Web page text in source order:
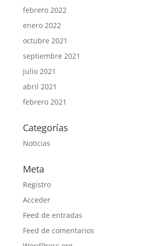
febrero 2022
enero 2022
octubre 2021
septiembre 2021
julio 2021
abril 2021
febrero 2021
Categorías
Noticias
Meta
Registro
Acceder
Feed de entradas
Feed de comentarios